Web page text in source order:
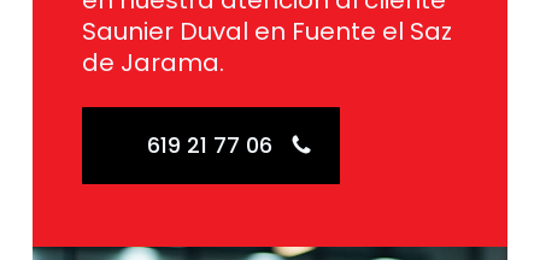
Saunier Duval en Fuente el Saz
de Jarama.
619 21 77 06